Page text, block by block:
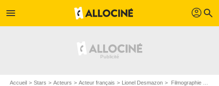
menu profil search
Accueil Stars Acteurs Acteur français Lionel Desmazon Filmographie Lionel Desmazon